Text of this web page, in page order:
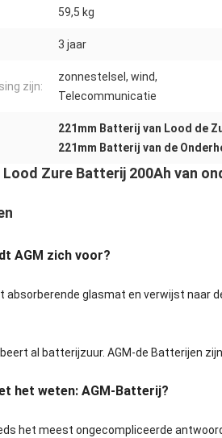
59,5 kg
3 jaar
zijn:
zonnestelsel, wind,
Telecommunicatie
221mm Batterij van Lood de
221mm Batterij van de
Lood Zure Batterij 200Ah van
AGM zich voor?
absorberende glasmat en verwijst naar
al batterijzuur. AGM-de Batterijen
het weten: AGM-Batterij?
het meest ongecompliceerde